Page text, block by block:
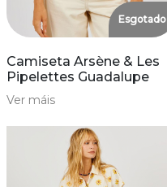
Esgotado
Camiseta Arsène & Les
Pipelettes Guadalupe
Ver máis